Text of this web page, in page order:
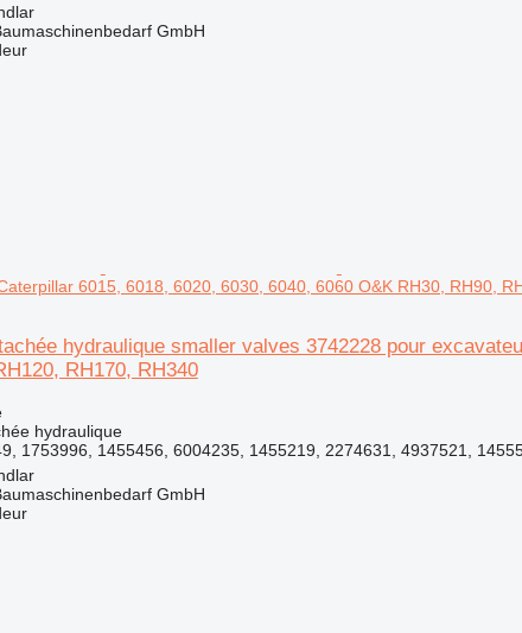
GmbH
6015, 6018, 6020, 6030, 6040, 6060 O&K RH30, RH90,
hydraulique smaller valves 3742228 pour
RH170, RH340
hydraulique
1753996, 1455456, 6004235, 1455219, 2274631, 4937521,
GmbH